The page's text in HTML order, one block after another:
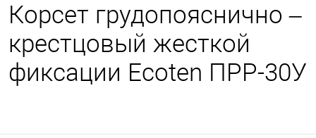
Корсет грудопояснично –
крестцовый жесткой
фиксации Ecoten ПРР-30У